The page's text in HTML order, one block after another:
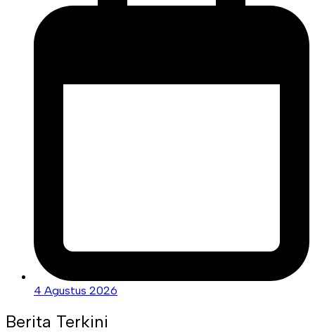
4 Agustus 2026
Berita Terkini